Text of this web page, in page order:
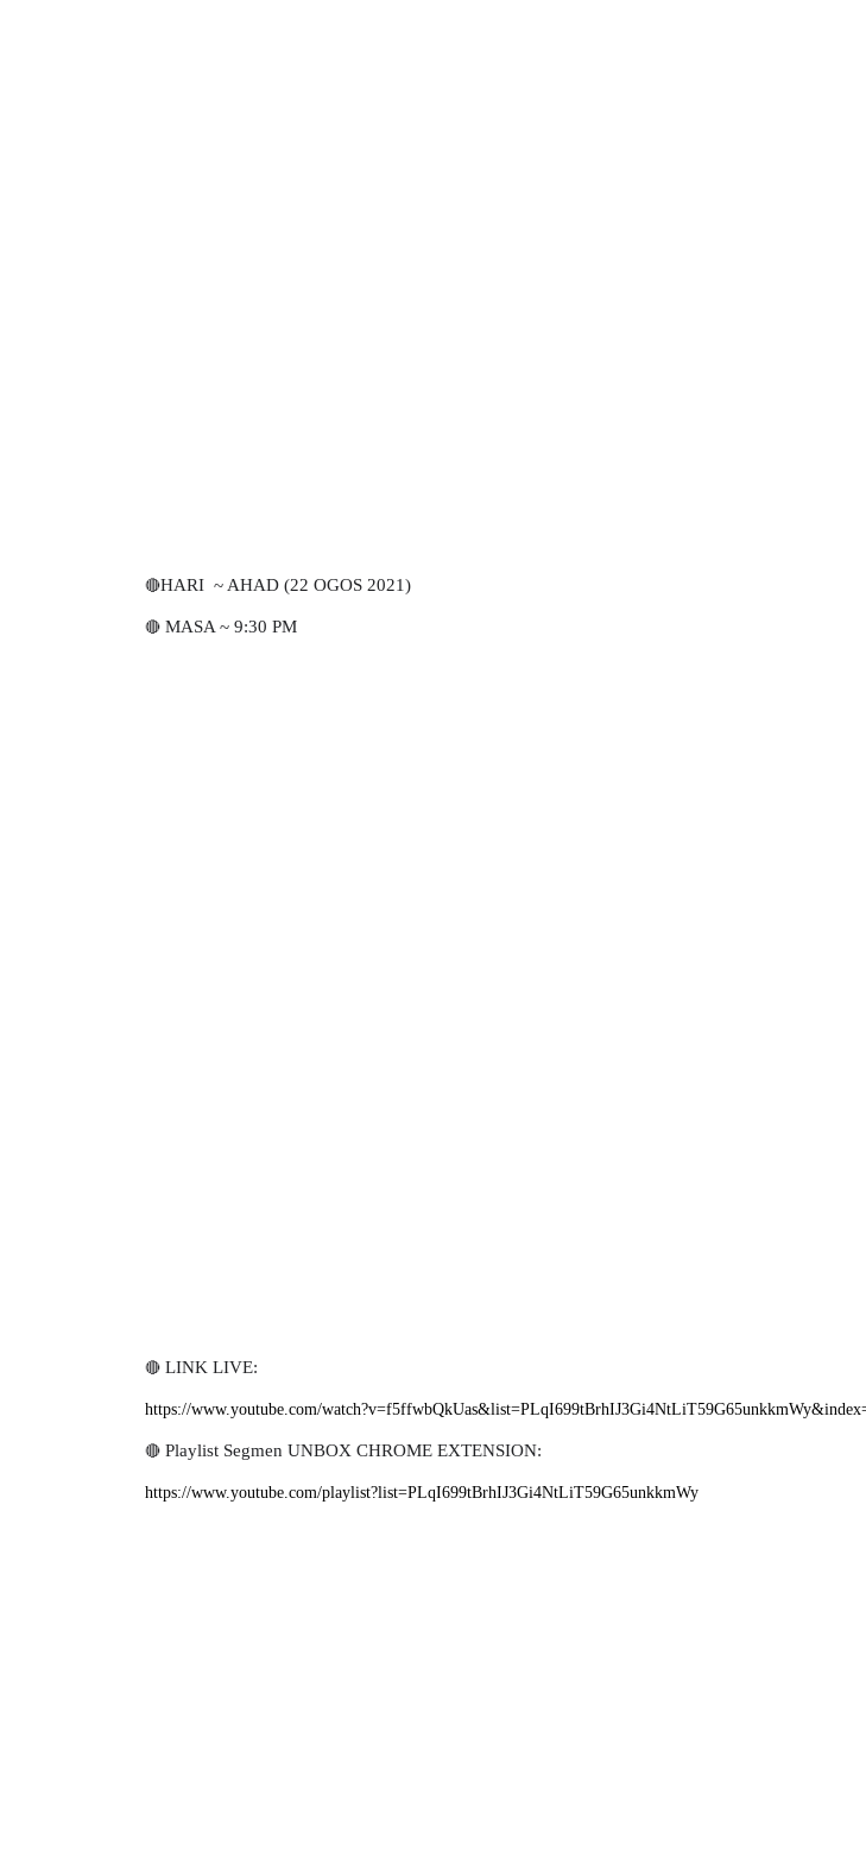
🔴HARI ~ AHAD (22 OGOS 2021)
🔴 MASA ~ 9:30 PM
🔴 LINK LIVE:
https://www.youtube.com/
🔴 Playlist Segmen UNBOX CHROME EXTENSION:
https://www.youtube.com/playlist?list=PLqI699tBrhIJ3Gi4NtLiT59G65unkkmWy